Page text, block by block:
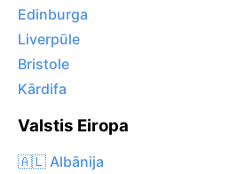
Edinburga
Liverpūle
Bristole
Kārdifa
Valstis Eiropa
🇦🇱 Albānija